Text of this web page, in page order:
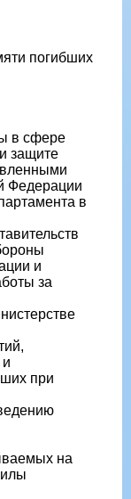
погибших
в сфере
защите
Федерации
в
и
за
при
на